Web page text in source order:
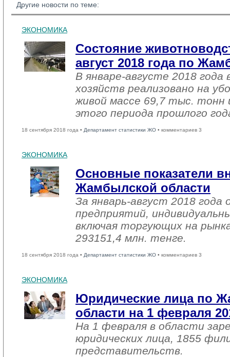
Другие новости по теме:
ЭКОНОМИКА
Состояние
август 2018 года по
В январе-августе 2018 года
хозяйств реализовано на
живой массе 69,7 тыс. тонн
этого периода прошлого
18 сентября 2018 года • Департамент статистики ЖО • комментариев 3
ЭКОНОМИКА
Основные показатели
Жамбылской области
За январь-август 2018
предприятий,
включая торгующих на
293151,4 млн. тенге.
18 сентября 2018 года • Департамент статистики ЖО • комментариев 3
ЭКОНОМИКА
Юридические лица по
области на 1 февраля
На 1 февраля в области
юридических лица, 1855
представительств.